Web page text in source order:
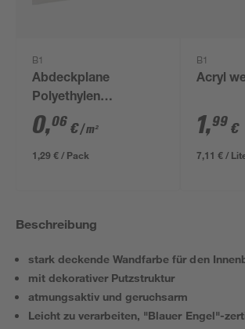
B1
Abdeckplane
Polyethylen
transparent 4 x 5 m
0,06 €/ m²
1,29 € / Pack
B1
Acryl
1,99 €
7,11 € /
Beschreibung
stark deckende Wandfarbe für den
mit dekorativer Putzstruktur
atmungsaktiv und geruchsarm
Leicht zu verarbeiten, "Blauer Engel"-